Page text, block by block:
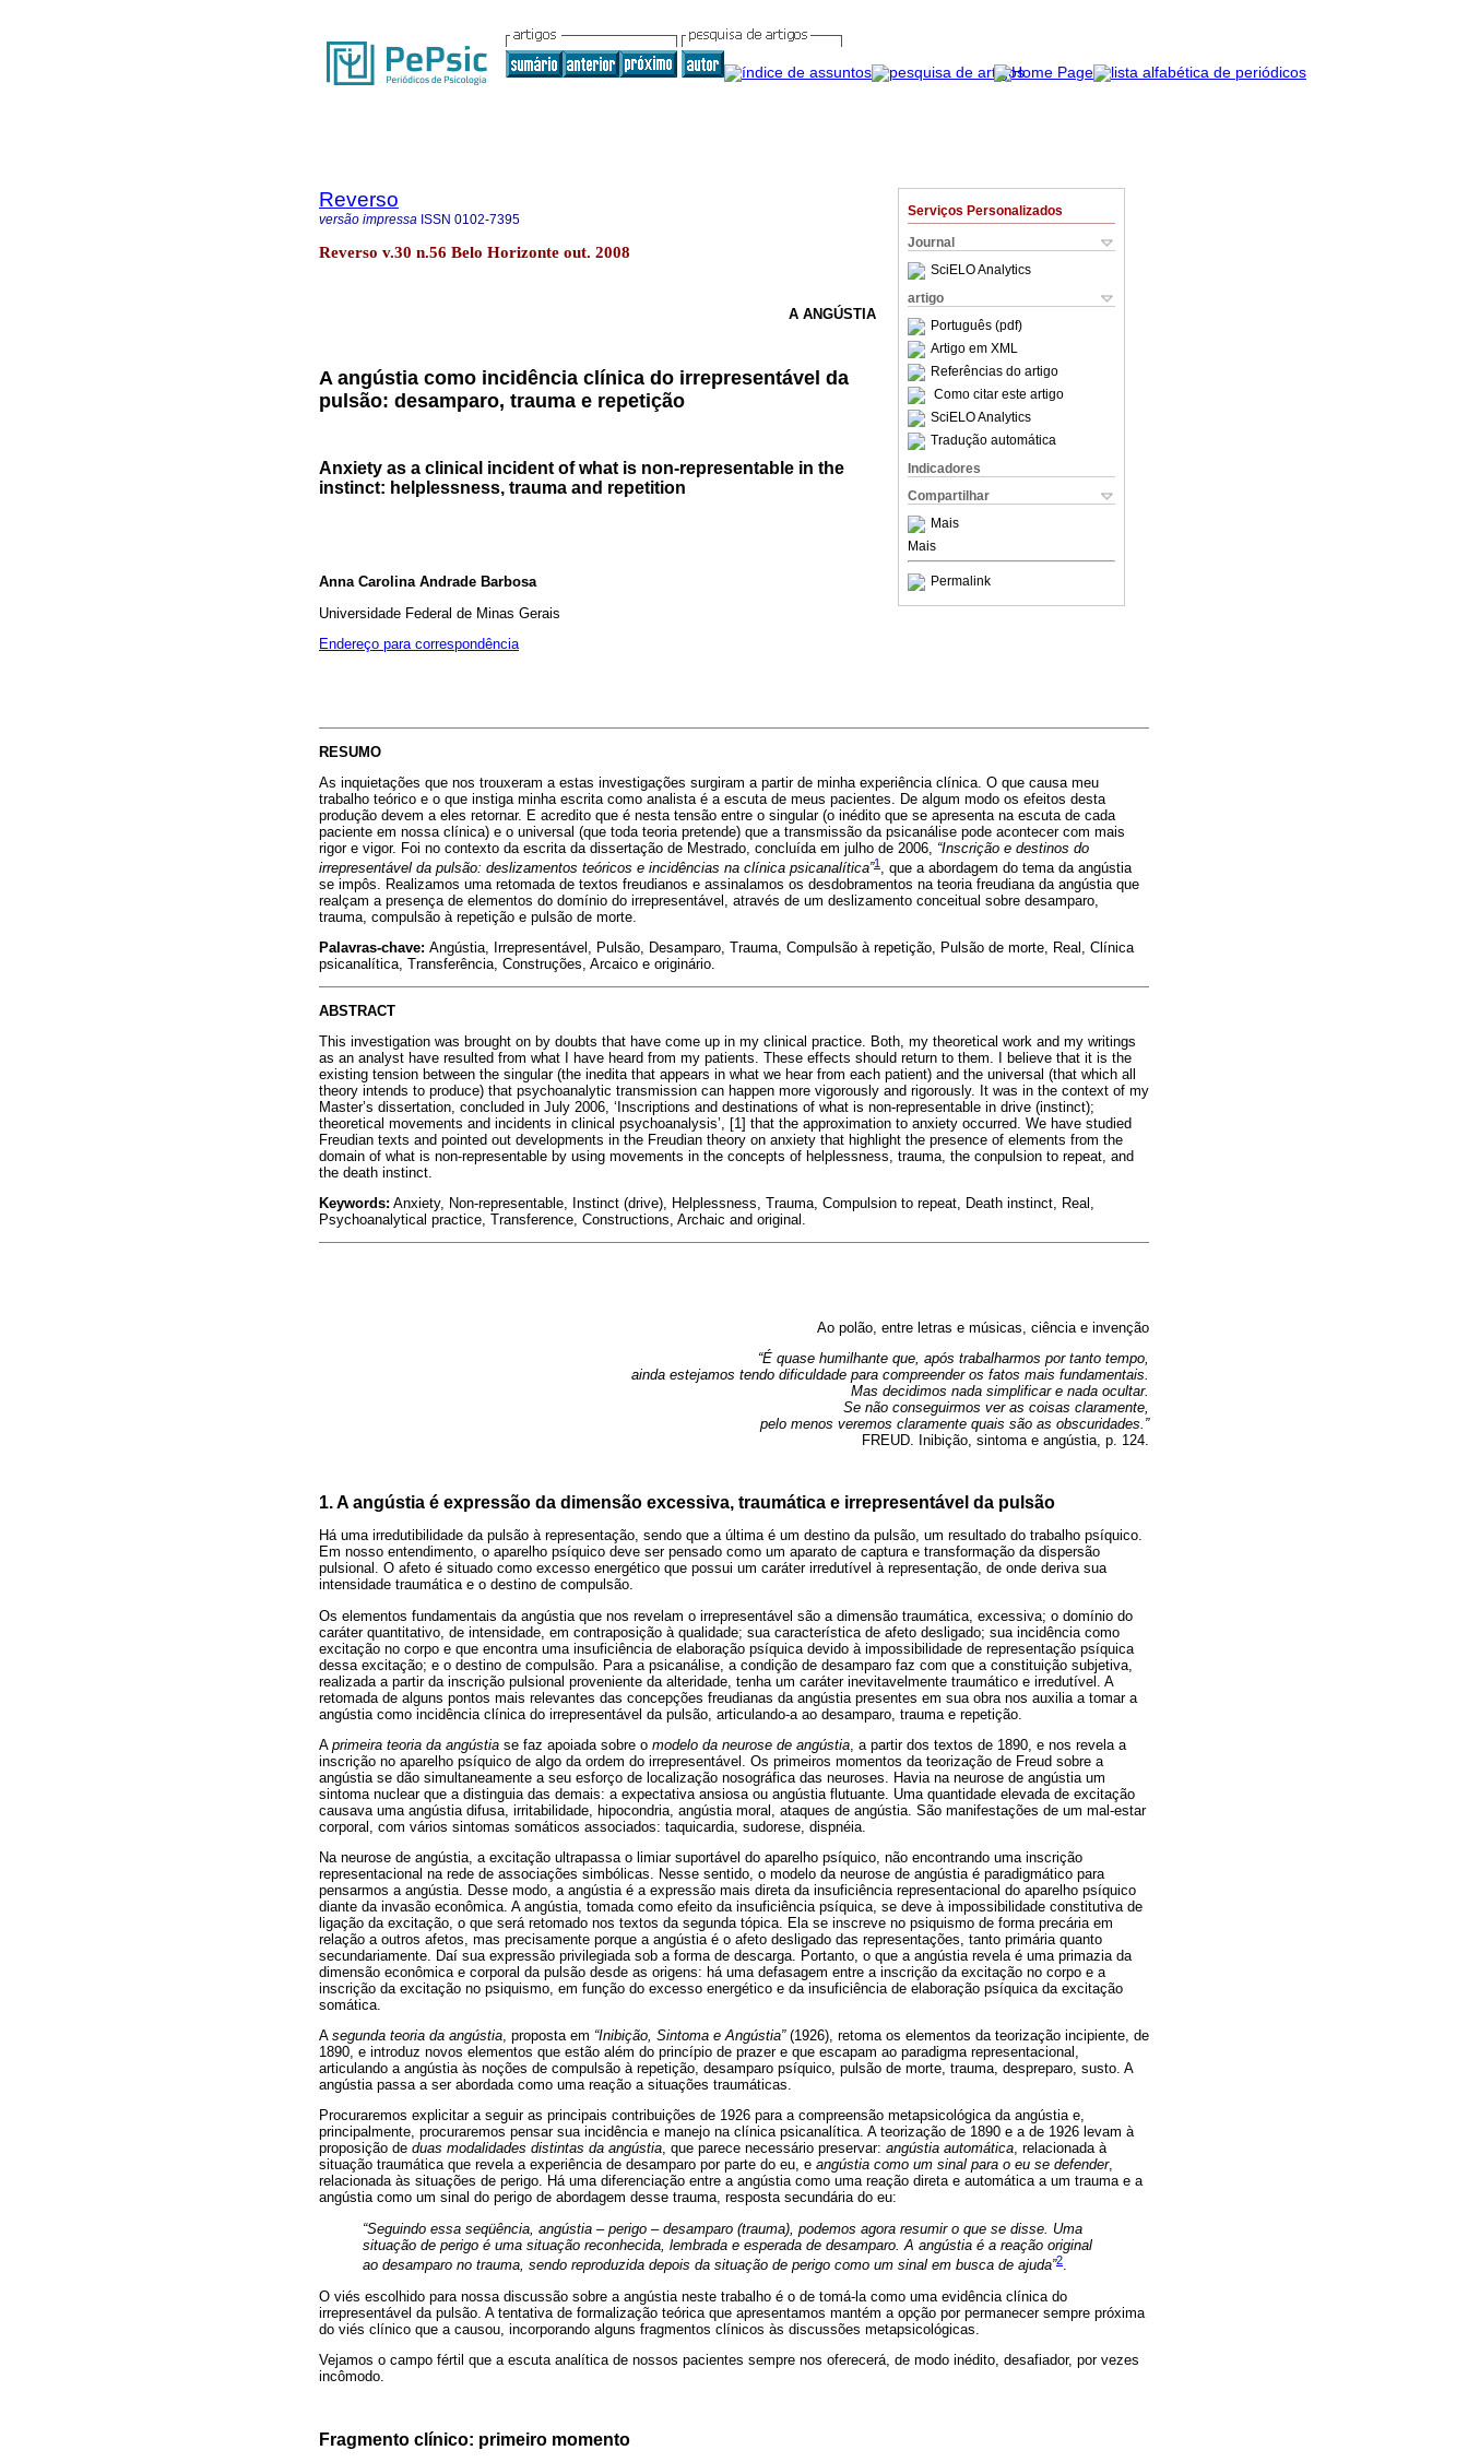
Serviços Personalizados
Journal
SciELO Analytics
artigo
Português (pdf)
Artigo em XML
Referências do artigo
Como citar este artigo
SciELO Analytics
Tradução automática
Indicadores
Compartilhar
Mais
Mais
Permalink
Reverso
versão impressa ISSN 0102-7395
Reverso v.30 n.56 Belo Horizonte out. 2008
A ANGÚSTIA
A angústia como incidência clínica do irrepresentável da
pulsão: desamparo, trauma e repetição
Anxiety as a clinical incident of what is non-representable in the
instinct: helplessness, trauma and repetition
Anna Carolina Andrade Barbosa
Universidade Federal de Minas Gerais
Endereço para correspondência
RESUMO
As inquietações que nos trouxeram a estas investigações surgiram a partir de minha experiência clínica. O que causa meu
trabalho teórico e o que instiga minha escrita como analista é a escuta de meus pacientes. De algum modo os efeitos desta
produção devem a eles retornar. E acredito que é nesta tensão entre o singular (o inédito que se apresenta na escuta de cada
paciente em nossa clínica) e o universal (que toda teoria pretende) que a transmissão da psicanálise pode acontecer com mais
rigor e vigor. Foi no contexto da escrita da dissertação de Mestrado, concluída em julho de 2006, “Inscrição e destinos do
irrepresentável da pulsão: deslizamentos teóricos e incidências na clínica psicanalítica”1 , que a abordagem do tema da angústia
se impôs. Realizamos uma retomada de textos freudianos e assinalamos os desdobramentos na teoria freudiana da angústia que
realçam a presença de elementos do domínio do irrepresentável, através de um deslizamento conceitual sobre desamparo,
trauma, compulsão à repetição e pulsão de morte.
Palavras-chave: Angústia, Irrepresentável, Pulsão, Desamparo, Trauma, Compulsão à repetição, Pulsão de morte, Real, Clínica
psicanalítica, Transferência, Construções, Arcaico e originário.
ABSTRACT
This investigation was brought on by doubts that have come up in my clinical practice. Both, my theoretical work and my writings
as an analyst have resulted from what I have heard from my patients. These effects should return to them. I believe that it is the
existing tension between the singular (the inedita that appears in what we hear from each patient) and the universal (that which all
theory intends to produce) that psychoanalytic transmission can happen more vigorously and rigorously. It was in the context of my
Master’s dissertation, concluded in July 2006, ‘Inscriptions and destinations of what is non-representable in drive (instinct);
theoretical movements and incidents in clinical psychoanalysis’, [1] that the approximation to anxiety occurred. We have studied
Freudian texts and pointed out developments in the Freudian theory on anxiety that highlight the presence of elements from the
domain of what is non-representable by using movements in the concepts of helplessness, trauma, the conpulsion to repeat, and
the death instinct.
Keywords: Anxiety, Non-representable, Instinct (drive), Helplessness, Trauma, Compulsion to repeat, Death instinct, Real,
Psychoanalytical practice, Transference, Constructions, Archaic and original.
Ao polão, entre letras e músicas, ciência e invenção
“É quase humilhante que, após trabalharmos por tanto tempo,
ainda estejamos tendo dificuldade para compreender os fatos mais fundamentais.
Mas decidimos nada simplificar e nada ocultar.
Se não conseguirmos ver as coisas claramente,
pelo menos veremos claramente quais são as obscuridades.”
FREUD. Inibição, sintoma e angústia, p. 124.
1. A angústia é expressão da dimensão excessiva, traumática e irrepresentável da pulsão
Há uma irredutibilidade da pulsão à representação, sendo que a última é um destino da pulsão, um resultado do trabalho psíquico.
Em nosso entendimento, o aparelho psíquico deve ser pensado como um aparato de captura e transformação da dispersão
pulsional. O afeto é situado como excesso energético que possui um caráter irredutível à representação, de onde deriva sua
intensidade traumática e o destino de compulsão.
Os elementos fundamentais da angústia que nos revelam o irrepresentável são a dimensão traumática, excessiva; o domínio do
caráter quantitativo, de intensidade, em contraposição à qualidade; sua característica de afeto desligado; sua incidência como
excitação no corpo e que encontra uma insuficiência de elaboração psíquica devido à impossibilidade de representação psíquica
dessa excitação; e o destino de compulsão. Para a psicanálise, a condição de desamparo faz com que a constituição subjetiva,
realizada a partir da inscrição pulsional proveniente da alteridade, tenha um caráter inevitavelmente traumático e irredutível. A
retomada de alguns pontos mais relevantes das concepções freudianas da angústia presentes em sua obra nos auxilia a tomar a
angústia como incidência clínica do irrepresentável da pulsão, articulando-a ao desamparo, trauma e repetição.
A primeira teoria da angústia se faz apoiada sobre o modelo da neurose de angústia , a partir dos textos de 1890, e nos revela a
inscrição no aparelho psíquico de algo da ordem do irrepresentável. Os primeiros momentos da teorização de Freud sobre a
angústia se dão simultaneamente a seu esforço de localização nosográfica das neuroses. Havia na neurose de angústia um
sintoma nuclear que a distinguia das demais: a expectativa ansiosa ou angústia flutuante. Uma quantidade elevada de excitação
causava uma angústia difusa, irritabilidade, hipocondria, angústia moral, ataques de angústia. São manifestações de um mal-estar
corporal, com vários sintomas somáticos associados: taquicardia, sudorese, dispnéia.
Na neurose de angústia, a excitação ultrapassa o limiar suportável do aparelho psíquico, não encontrando uma inscrição
representacional na rede de associações simbólicas. Nesse sentido, o modelo da neurose de angústia é paradigmático para
pensarmos a angústia. Desse modo, a angústia é a expressão mais direta da insuficiência representacional do aparelho psíquico
diante da invasão econômica. A angústia, tomada como efeito da insuficiência psíquica, se deve à impossibilidade constitutiva de
ligação da excitação, o que será retomado nos textos da segunda tópica. Ela se inscreve no psiquismo de forma precária em
relação a outros afetos, mas precisamente porque a angústia é o afeto desligado das representações, tanto primária quanto
secundariamente. Daí sua expressão privilegiada sob a forma de descarga. Portanto, o que a angústia revela é uma primazia da
dimensão econômica e corporal da pulsão desde as origens: há uma defasagem entre a inscrição da excitação no corpo e a
inscrição da excitação no psiquismo, em função do excesso energético e da insuficiência de elaboração psíquica da excitação
somática.
A segunda teoria da angústia, proposta em “Inibição, Sintoma e Angústia”(1926), retoma os elementos da teorização incipiente, de
1890, e introduz novos elementos que estão além do princípio de prazer e que escapam ao paradigma representacional,
articulando a angústia às noções de compulsão à repetição, desamparo psíquico, pulsão de morte, trauma, despreparo, susto. A
angústia passa a ser abordada como uma reação a situações traumáticas.
Procuraremos explicitar a seguir as principais contribuições de 1926 para a compreensão metapsicológica da angústia e,
principalmente, procuraremos pensar sua incidência e manejo na clínica psicanalítica. A teorização de 1890 e a de 1926 levam à
proposição de duas modalidades distintas da angústia, que parece necessário preservar: angústia automática, relacionada à
situação traumática que revela a experiência de desamparo por parte do eu, e angústia como um sinal para o eu se defender,
relacionada às situações de perigo. Há uma diferenciação entre a angústia como uma reação direta e automática a um trauma e a
angústia como um sinal do perigo de abordagem desse trauma, resposta secundária do eu:
“Seguindo essa seqüência, angústia – perigo – desamparo (trauma), podemos agora resumir o que se disse. Uma
situação de perigo é uma situação reconhecida, lembrada e esperada de desamparo. A angústia é a reação original
ao desamparo no trauma, sendo reproduzida depois da situação de perigo como um sinal em busca de ajuda”2.
O viés escolhido para nossa discussão sobre a angústia neste trabalho é o de tomá-la como uma evidência clínica do
irrepresentável da pulsão. A tentativa de formalização teórica que apresentamos mantém a opção por permanecer sempre próxima
do viés clínico que a causou, incorporando alguns fragmentos clínicos às discussões metapsicológicas.
Vejamos o campo fértil que a escuta analítica de nossos pacientes sempre nos oferecerá, de modo inédito, desafiador, por vezes
incômodo.
Fragmento clínico: primeiro momento